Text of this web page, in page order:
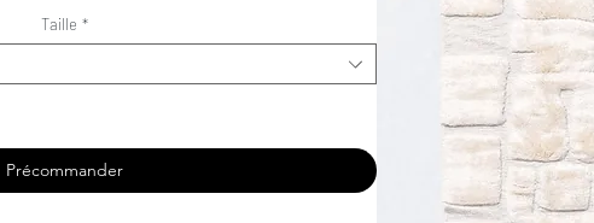
Taille *
Précommander